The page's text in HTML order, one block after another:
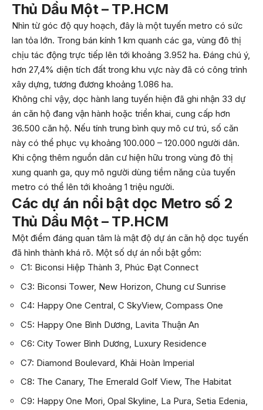
Thủ Dầu Một – TP.HCM
Nhìn từ góc độ quy hoạch, đây là một tuyến metro có sức
lan tỏa lớn. Trong bán kính 1 km quanh các ga, vùng đô thị
chịu tác động trực tiếp lên tới khoảng 3.952 ha. Đáng chú ý,
hơn 27,4% diện tích đất trong khu vực này đã có công trình
xây dựng, tương đương khoảng 1.086 ha.
Không chỉ vậy, dọc hành lang tuyến hiện đã ghi nhận 33 dự
án căn hộ đang vận hành hoặc triển khai, cung cấp hơn
36.500 căn hộ. Nếu tính trung bình quy mô cư trú, số căn
này có thể phục vụ khoảng 100.000 – 120.000 người dân.
Khi cộng thêm nguồn dân cư hiện hữu trong vùng đô thị
xung quanh ga, quy mô người dùng tiềm năng của tuyến
metro có thể lên tới khoảng 1 triệu người.
Các dự án nổi bật dọc Metro số 2
Thủ Dầu Một – TP.HCM
Một điểm đáng quan tâm là mật độ dự án căn hộ dọc tuyến
đã hình thành khá rõ. Một số dự án nổi bật gồm:
C1: Biconsi Hiệp Thành 3, Phúc Đạt Connect
C3: Biconsi Tower, New Horizon, Chung cư Sunrise
C4: Happy One Central, C SkyView, Compass One
C5: Happy One Bình Dương, Lavita Thuận An
C6: City Tower Bình Dương, Luxury Residence
C7: Diamond Boulevard, Khải Hoàn Imperial
C8: The Canary, The Emerald Golf View, The Habitat
C9: Happy One Mori, Opal Skyline, La Pura, Setia Edenia,